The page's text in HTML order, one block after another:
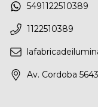
5491122510389
1122510389
Av. Cordoba